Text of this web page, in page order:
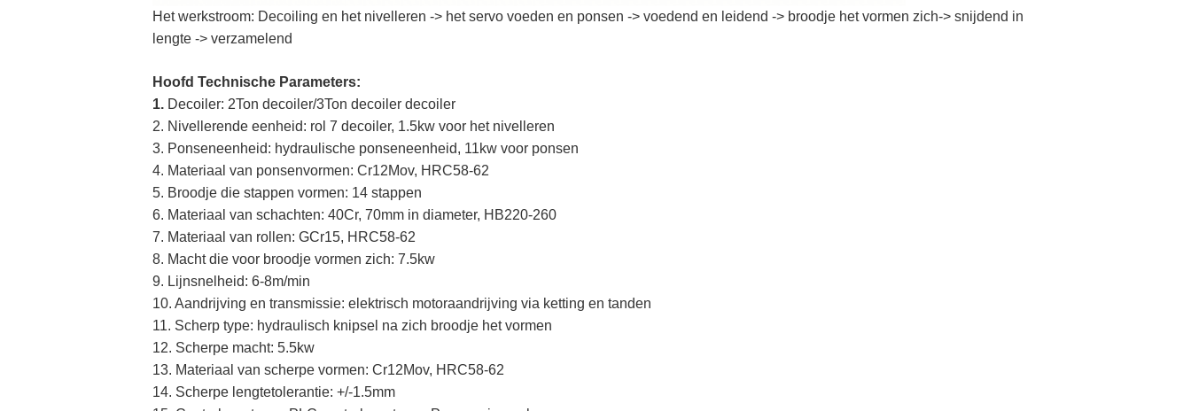
Het werkstroom: Decoiling en het nivelleren -> het servo voeden en ponsen -> voedend en leidend -> broodje het vormen zich-> snijdend in
lengte -> verzamelend
Hoofd Technische Parameters:
1. Decoiler: 2Ton decoiler/3Ton decoiler decoiler
2. Nivellerende eenheid: rol 7 decoiler, 1.5kw voor het nivelleren
3. Ponseneenheid: hydraulische ponseneenheid, 11kw voor ponsen
4. Materiaal van ponsenvormen: Cr12Mov, HRC58-62
5. Broodje die stappen vormen: 14 stappen
6. Materiaal van schachten: 40Cr, 70mm in diameter, HB220-260
7. Materiaal van rollen: GCr15, HRC58-62
8. Macht die voor broodje vormen zich: 7.5kw
9. Lijnsnelheid: 6-8m/min
10. Aandrijving en transmissie: elektrisch motoraandrijving via ketting en tanden
11. Scherp type: hydraulisch knipsel na zich broodje het vormen
12. Scherpe macht: 5.5kw
13. Materiaal van scherpe vormen: Cr12Mov, HRC58-62
14. Scherpe lengtetolerantie: +/-1.5mm